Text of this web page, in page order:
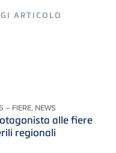
ARTICOLO
FIERE, NEWS
alle fiere
regionali